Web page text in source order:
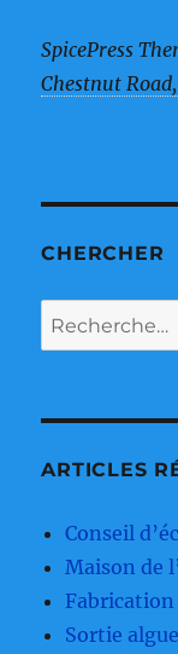
SpicePress
Chestnut
CHERCHER
Recherche
pour :
ARTICLES
Conseil
Maison de
Fabrication
Sortie